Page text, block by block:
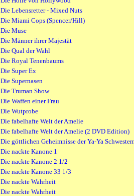
Die Lebensretter - Mixed Nuts
Die Miami Cops (Spencer/Hill)
Die Muse
Die Männer ihrer Majestät
Die Qual der Wahl
Die Royal Tenenbaums
Die Super Ex
Die Supernasen
Die Truman Show
Die Waffen einer Frau
Die Wutprobe
Die fabelhafte Welt der Amelie
Die fabelhafte Welt der Amelie (2 DVD Edition)
Die göttlichen Geheimnisse der Ya-Ya
Die nackte Kanone 1
Die nackte Kanone 2 1/2
Die nackte Kanone 33 1/3
Die nackte Wahrheit
Die nackte Wahrheit